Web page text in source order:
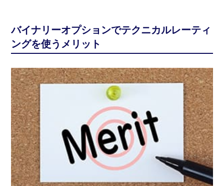
バイナリーオプションでテクニカルレーティ
ングを使うメリット